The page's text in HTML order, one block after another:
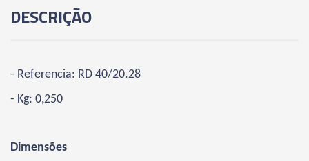
04852 - REDUÇÃO - RD 40/25.28
04854 - REDUÇÃO - RD 50/16.24
DESCRIÇÃO
- Referencia: RD 40/20.28
- Kg: 0,250
Dimensões